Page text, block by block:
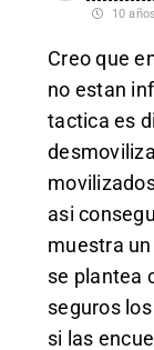
10
Creo que
no estan
tactica es
asi
muestra
se plantea
seguros
si las